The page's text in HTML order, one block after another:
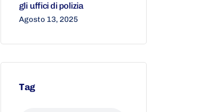
gli uffici di polizia
Agosto 13, 2025
Tag